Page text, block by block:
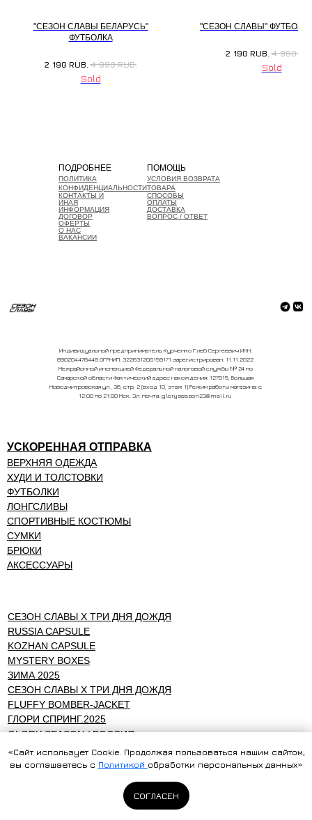
«Сайт использует Cookie. Продолжая пользоваться нашим сайтом,
вы соглашаетесь с Политикой обработки персональных данных»
СОГЛАСЕН
"СЕЗОН СЛАВЫ БЕЛАРУСЬ"
ФУТБОЛКА
2 190 RUB. 4 990 RUB.
"СЕЗОН СЛАВЫ" ФУТБОЛКА
2 190 RUB. 4 990
ПОДРОБНЕЕ
ПОЛИТИКА
КОНФИДЕНЦИАЛЬНОСТИ
КОНТАКТЫ И
ИНАЯ
ИНФОРМАЦИЯ
ДОГОВОР
ОФЕРТЫ
О НАС
ВАКАНСИИ
ПОМОЩЬ
УСЛОВИЯ ВОЗВРАТА
ТОВАРА
СПОСОБЫ
ОПЛАТЫ
ДОСТАВКА
ВОПРОС / ОТВЕТ
Индивидуальный предприниматель Курченко Глеб Сергеевич ИНН:
890204476446 ОГРНИП: 322631200159171 зарегистрирован: 11.11.2022
Межрайонной инспекцией Федеральной налоговой службы № 24 по
Самарской области Фактический адрес нахождения: 127015, Большая
Новодмитровская ул., 36, стр. 2 (вход 10, этаж 1) Режим работы магазина: с
12:00 по 21:00 Мск. Эл. почта: gloryseason23@mail.ru
УСКОРЕННАЯ ОТПРАВКА
ВЕРХНЯЯ ОДЕЖДА
ХУДИ И ТОЛСТОВКИ
ФУТБОЛКИ
ЛОНГСЛИВЫ
СПОРТИВНЫЕ КОСТЮМЫ
СУМКИ
БРЮКИ
АКСЕССУАРЫ
СЕЗОН СЛАВЫ Х ТРИ ДНЯ ДОЖДЯ
RUSSIA CAPSULE
KOZHAN CAPSULE
MYSTERY BOXES
ЗИМА 2025
СЕЗОН СЛАВЫ Х ТРИ ДНЯ ДОЖДЯ
FLUFFY BOMBER-JACKET
ГЛОРИ СПРИНГ.2025
GLORY SEASON / РОССИЯ
MULTIVERSE P.1
GLORY SEASON / MULTIVERSE P.2
СЕЗОН СЛАВЫ БЕЛАРУСЬ